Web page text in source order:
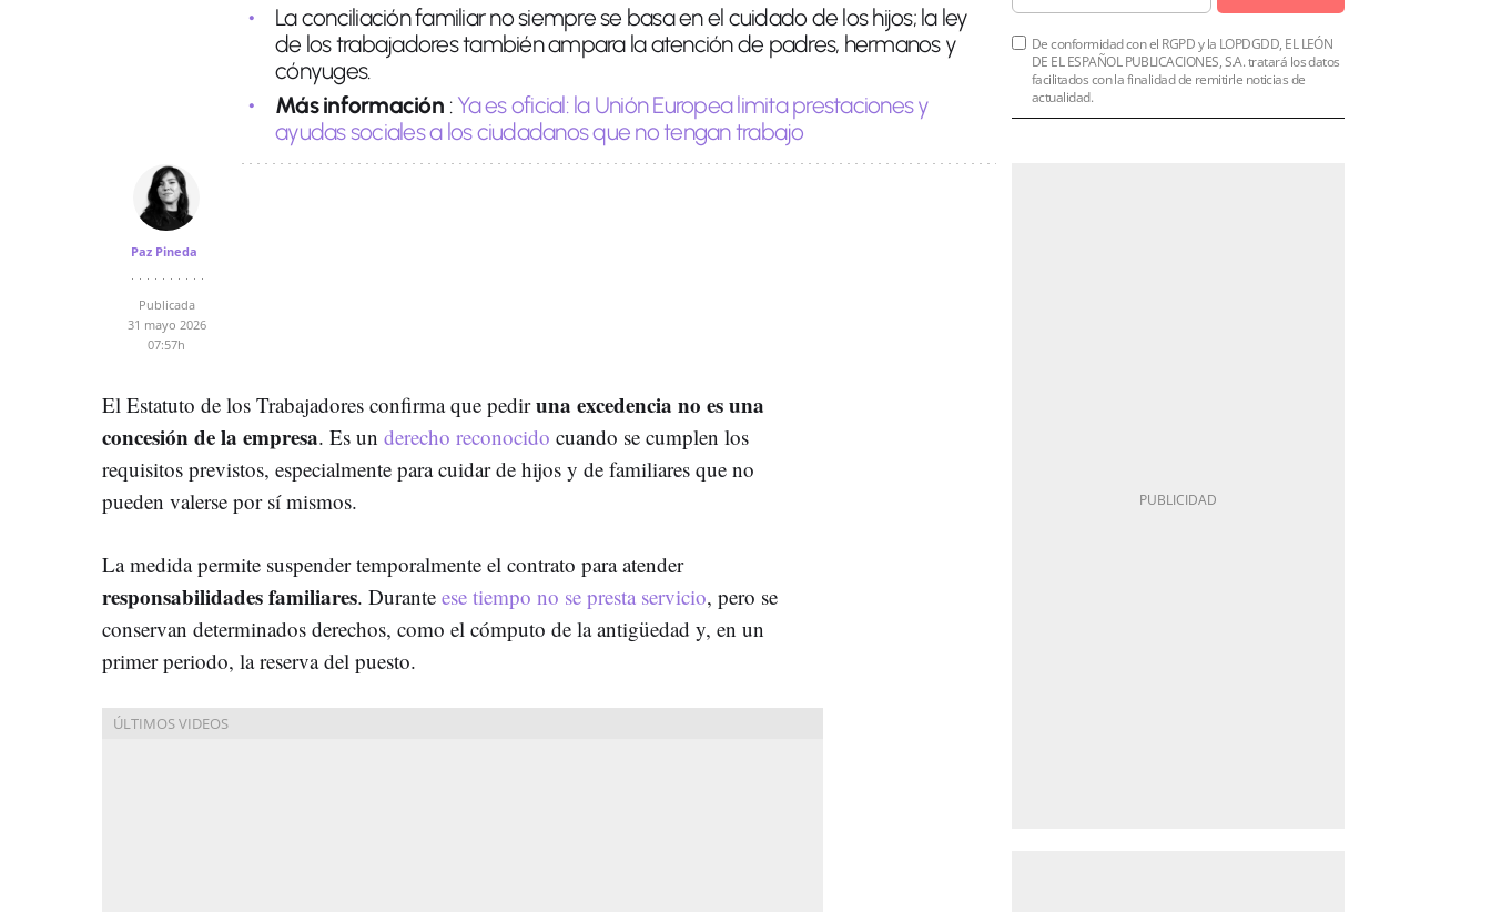
La conciliación familiar no siempre se basa en el cuidado de los hijos; la ley
de los trabajadores también ampara la atención de padres, hermanos y
cónyuges.
Más información : Ya es oficial: la Unión Europea limita prestaciones y
ayudas sociales a los ciudadanos que no tengan trabajo
Paz Pineda
Publicada
31 mayo 2026
07:57h
El Estatuto de los Trabajadores confirma que pediruna excedencia no es una
concesión de la empresa. Es un derecho reconocido cuando se cumplen los
requisitos previstos, especialmente para cuidar de hijos y de familiares que no
pueden valerse por sí mismos.
La medida permite suspender temporalmente el contrato para atender
responsabilidades familiares. Durante ese tiempo no se presta servicio, pero se
conservan determinados derechos, como el cómputo de la antigüedad y, en un
primer periodo, la reserva del puesto.
De conformidad con el RGPD y la LOPDGDD, EL LEÓN
DE EL ESPAÑOL PUBLICACIONES, S.A. tratará los datos
facilitados con la finalidad de remitirle noticias de
actualidad.